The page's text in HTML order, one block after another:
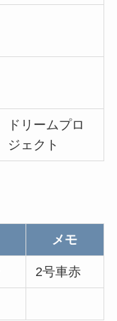
ドリームプロ
ジェクト
メモ
2号車赤